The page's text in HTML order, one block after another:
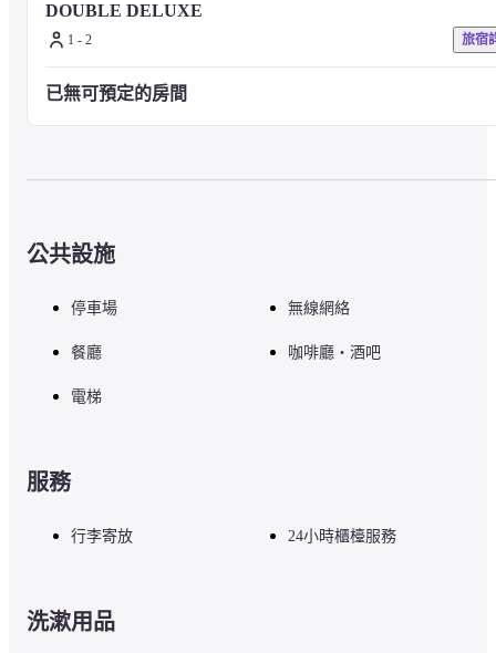
DOUBLE DELUXE
1 - 2 旅宿
已無可預定的房間
公共設施
停車場 無線網絡
餐廳 咖啡廳・酒吧
電梯
服務
行李寄放 24小時櫃檯服務
洗漱用品